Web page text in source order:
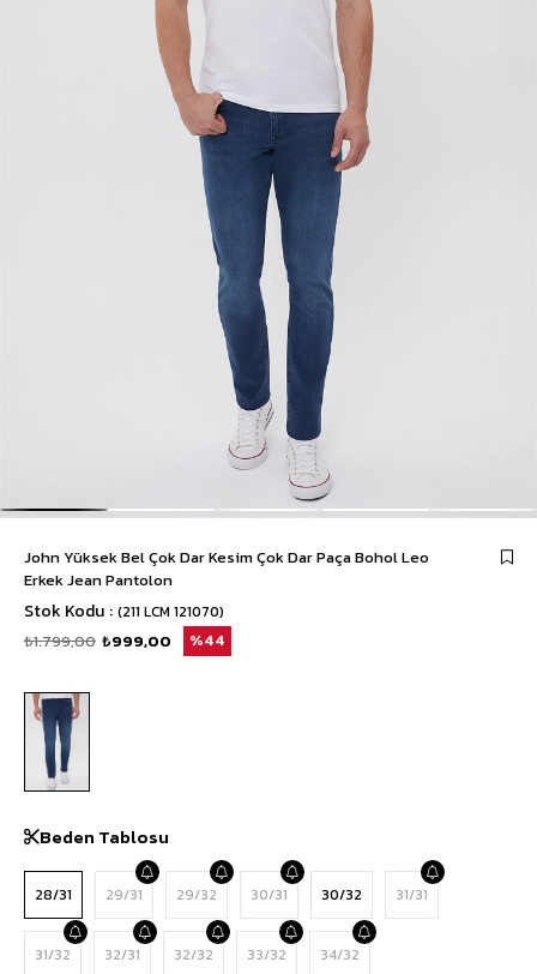
John Yüksek Bel Çok Dar Kesim Çok Dar Paça Bohol Leo
Erkek Jean Pantolon
Stok Kodu (211 LCM 121070)
₺1.799,00 ₺999,00 44
Beden Tablosu
28/31 29/31 29/32 30/31 30/32 31/31
31/32 32/31 32/32 33/32 34/32